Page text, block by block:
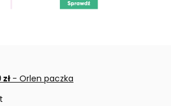
- Orlen paczka